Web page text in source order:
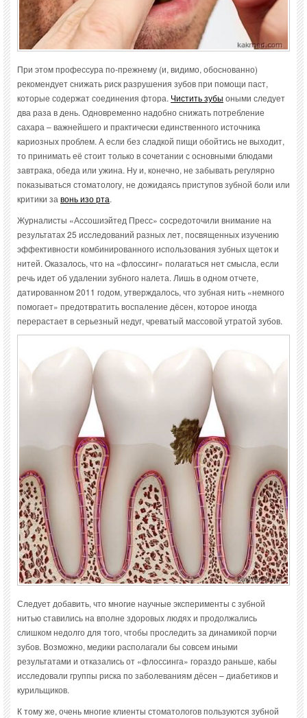
При этом профессура по-прежнему (и, видимо, обоснованно)
рекомендует снижать риск разрушения зубов при помощи паст,
которые содержат соединения фтора. Чистить зубы оными следует
два раза в день. Одновременно надобно снижать потребление
сахара – важнейшего и практически единственного источника
кариозных проблем. А если без сладкой пищи обойтись не выходит,
то принимать её стоит только в сочетании с основными блюдами
завтрака, обеда или ужина. Ну и, конечно, не забывать регулярно
показываться стоматологу, не дожидаясь приступов зубной боли или
критики за вонь изо рта.
Журналисты «Ассошиэйтед Пресс» сосредоточили внимание на
результатах 25 исследований разных лет, посвященных изучению
эффективности комбинированного использования зубных щеток и
нитей. Оказалось, что на «флоссинг» полагаться нет смысла, если
речь идет об удалении зубного налета. Лишь в одном отчете,
датированном 2011 годом, утверждалось, что зубная нить «немного
помогает» предотвратить воспаление дёсен, которое иногда
перерастает в серьезный недуг, чреватый массовой утратой зубов.
Следует добавить, что многие научные эксперименты с зубной
нитью ставились на вполне здоровых людях и продолжались
слишком недолго для того, чтобы проследить за динамикой порчи
зубов. Возможно, медики располагали бы совсем иными
результатами и отказались от «флоссинга» гораздо раньше, кабы
исследовали группы риска по заболеваниям дёсен – диабетиков и
курильщиков.
К тому же, очень многие клиенты стоматологов пользуются зубной